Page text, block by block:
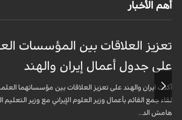
أهم الأخبار
تعزيز العلاقات بين المؤسسات
على جدول أعمال إيران والهند
أكدت ايران والهند على تعزيز العلاقات بين مؤسساتهما
لقاء جمع القائم بأعمال وزير العلوم الإيراني مع وزير التعليم
هامش الد...